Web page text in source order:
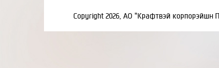
Copyright 2026, АО "Крафтвэй корпорэйшн